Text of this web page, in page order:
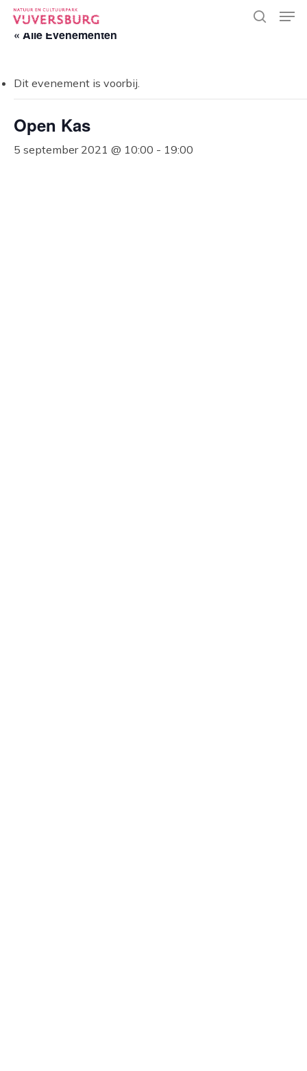
Skip
main« Alle Evenementen
Dit evenement is voorbij.
Open Kas
5 september 2021 @ 10:00 - 19:00